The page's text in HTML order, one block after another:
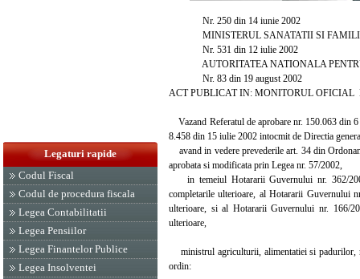
Legaturi rapide
Codul Fiscal
Codul de procedura fiscala
Legea Contabilitatii
Legea Pensiilor
Legea Finantelor Publice
Legea Insolventei
Nr. 250 din 14 iunie 2002
MINISTERUL SANATATII SI
Nr. 531 din 12 iulie 2002
AUTORITATEA NATIONALA PENTRU
Nr. 83 din 19 august 2002
ACT PUBLICAT IN: MONITORUL OFICIAL
Vazand Referatul de aprobare nr. 150.063 din
8.458 din 15 iulie 2002 intocmit de Directia
avand in vedere prevederile art. 34 din
aprobata si modificata prin Legea nr. 57/2002,
in temeiul Hotararii Guvernului nr. 362/
completarile ulterioare, al Hotararii Guvernului
ulterioare, si al Hotararii Guvernului nr. 166/
ulterioare,
ministrul agriculturii, alimentatiei si padurilor,
ordin: